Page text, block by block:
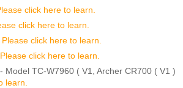
click here to learn.
click here to learn.
Please click here to learn.
Please click here to learn.
Model TC-W7960 ( V1, Archer CR700 ( V1 )
learn.